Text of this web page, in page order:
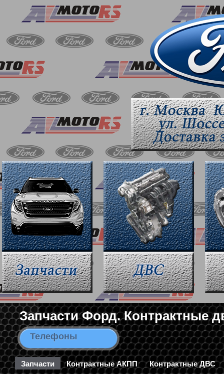
Запчасти Форд. Контрактные
Телефоны 8-963-663-46-43 / 8-495-782-
Запчасти Контрактные АКПП Контрактные ДВС